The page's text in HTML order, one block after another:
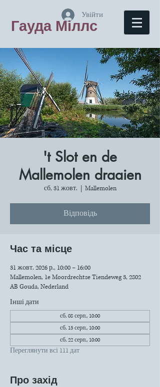
Гауда Міллс
Увійти
't Slot en de
Mallemolen draaien
сб, 31 жовт. Mallemolen
Відповідь
Час та місце
31 жовт. 2026 р., 10:00 – 16:00
Mallemolen, 1e Moordrechtse Tiendeweg 3, 2802
AB Gouda, Nederland
Інші дати
сб, 08 серп., 10:00
сб, 15 серп., 10:00
сб, 22 серп., 10:00
Переглянути всі 111 дат
Про захід